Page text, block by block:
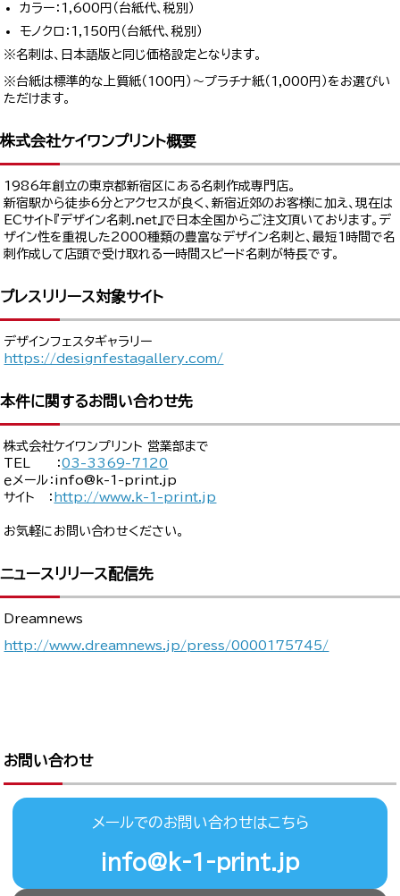
カラー：1,600円（台紙代、税別）
モノクロ：1,150円（台紙代、税別）
※名刺は、日本語版と同じ価格設定となります。
※台紙は標準的な上質紙（100円）～プラチナ紙（1,000円）をお選びい
ただけます。
株式会社ケイワンプリント概要
1986年創立の東京都新宿区にある名刺作成専門店。
新宿駅から徒歩6分とアクセスが良く、新宿近郊のお客様に加え、現在は
ECサイト『デザイン名刺.net』で日本全国からご注文頂いております。デ
ザイン性を重視した2000種類の豊富なデザイン名刺と、最短1時間で名
刺作成して店頭で受け取れる一時間スピード名刺が特長です。
プレスリリース対象サイト
デザインフェスタギャラリー
https://designfestagallery.com/
本件に関するお問い合わせ先
株式会社ケイワンプリント 営業部まで
TEL ：03-3369-7120
ｅメール：info@k-1-print.jp
サイト ： http://www.k-1-print.jp
お気軽にお問い合わせください。
ニュースリリース配信先
Dreamnews
http://www.dreamnews.jp/press/0000175745/
お問い合わせ
メールでのお問い合わせはこちら
info@k-1-print.jp